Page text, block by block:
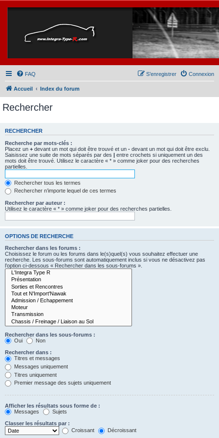
FAQ Connexion
S’enregistrer
Accueil Index du forum
Rechercher
RECHERCHER
Recherche par mots-clés :
Placez un + devant un mot qui doit être trouvé et un - devant un mot qui doit être exclu.
Saisissez une suite de mots séparés par des | entre crochets si uniquement un des
mots doit être trouvé. Utilisez le caractère « * » comme joker pour des recherches
partielles.
Rechercher tous les termes
Rechercher n’importe lequel de ces termes
Rechercher par auteur :
Utilisez le caractère « * » comme joker pour des recherches partielles.
OPTIONS DE RECHERCHE
Rechercher dans les forums :
Choisissez le forum ou les forums dans le(s)quel(s) vous souhaitez effectuer une
recherche. Les sous-forums sont automatiquement inclus si vous ne désactivez pas
l’option ci-dessous « Rechercher dans les sous-forums ».
Rechercher dans les sous-forums :
Oui
Non
Rechercher dans :
Titres et messages
Messages uniquement
Titres uniquement
Premier message des sujets uniquement
Afficher les résultats sous forme de :
Messages
Sujets
Classer les résultats par :
Croissant
Décroissant